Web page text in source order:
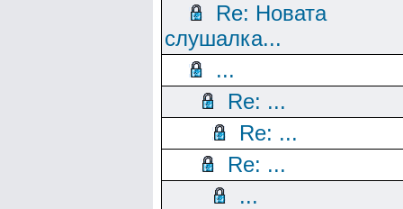
Re: Новата
слушалка...
...
Re: ...
Re: ...
Re: ...
...